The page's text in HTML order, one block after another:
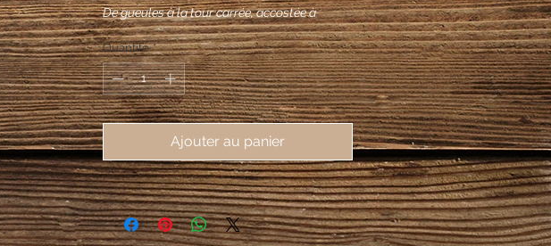
De gueules à la tour carrée, accostée à
senestre d'un pont de trois arches romanes
mouvant du flanc, le tout d'argent maçonné
de sable.
Quantité *
Ajouter au panier